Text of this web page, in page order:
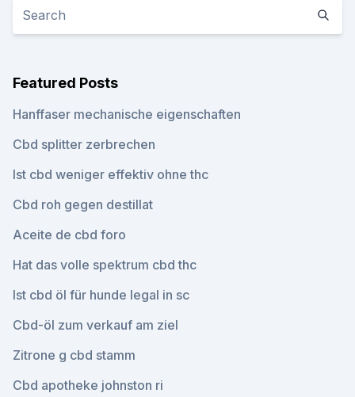
Featured Posts
Hanffaser mechanische eigenschaften
Cbd splitter zerbrechen
Ist cbd weniger effektiv ohne thc
Cbd roh gegen destillat
Aceite de cbd foro
Hat das volle spektrum cbd thc
Ist cbd öl für hunde legal in sc
Cbd-öl zum verkauf am ziel
Zitrone g cbd stamm
Cbd apotheke johnston ri